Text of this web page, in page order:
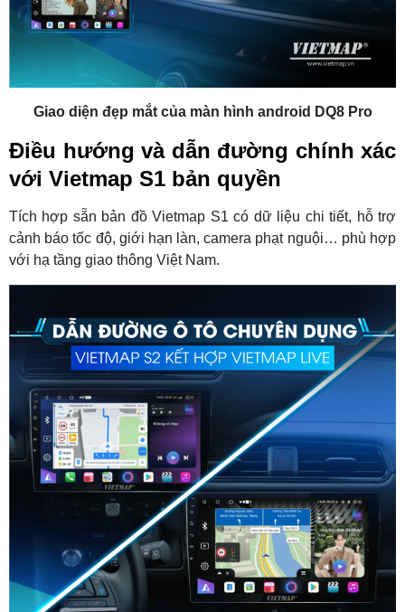
Giao diện đẹp mắt của màn hình android DQ8 Pro
Điều hướng và dẫn đường chính xác
với Vietmap S1 bản quyền
Tích hợp sẵn bản đồ Vietmap S1 có dữ liệu chi tiết, hỗ trợ
cảnh báo tốc độ, giới hạn làn, camera phạt nguội… phù hợp
với hạ tầng giao thông Việt Nam.